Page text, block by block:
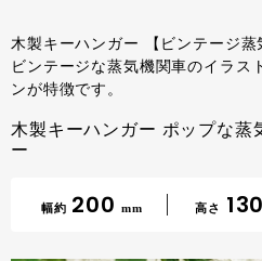
木製キーハンガー 【ビンテージ蒸
ビンテージな蒸気機関車のイラス
ンが特徴です。
木製キーハンガー ポップな蒸
ー
幅約 200 mm 高さ 130